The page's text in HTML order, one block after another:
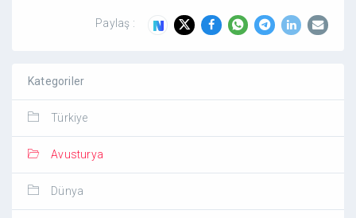
Paylaş :
Kategoriler
Türkiye
Avusturya
Dünya